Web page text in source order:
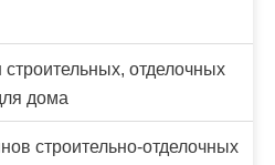
отделочных
дома
строительно-отделочных